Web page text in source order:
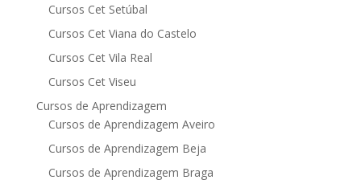
Cursos Cet Setúbal
Cursos Cet Viana do Castelo
Cursos Cet Vila Real
Cursos Cet Viseu
Cursos de Aprendizagem
Cursos de Aprendizagem Aveiro
Cursos de Aprendizagem Beja
Cursos de Aprendizagem Braga